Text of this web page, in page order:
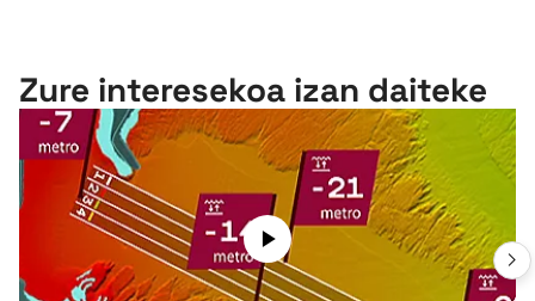
Zure interesekoa izan daiteke